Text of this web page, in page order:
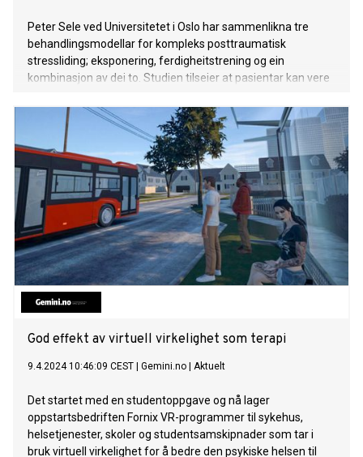
Peter Sele ved Universitetet i Oslo har sammenlikna tre
behandlingsmodellar for kompleks posttraumatisk
stressliding; eksponering, ferdigheitstrening og ein
kombinasjon av dei to. Studien tilseier at pasientar kan vere
ein kombinasjon av fleire behandlingskomponentar.
God effekt av virtuell virkelighet som terapi
9.4.2024 10:46:09 CEST Gemini.no Aktuelt
Det startet med en studentoppgave og nå lager
oppstartsbedriften Fornix VR-programmer til sykehus,
helsetjenester, skoler og studentsamskipnader som tar i
bruk virtuell virkelighet for å bedre den psykiske helsen til